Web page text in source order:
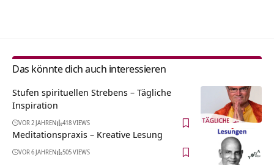
Das könnte dich auch interessieren
Stufen spirituellen Strebens – Tägliche
Inspiration
VOR 2 JAHREN 418 VIEWS
Meditationspraxis – Kreative Lesung
VOR 6 JAHREN 505 VIEWS